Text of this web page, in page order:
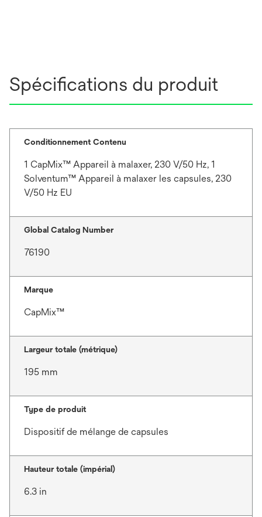
Spécifications du produit
Conditionnement Contenu
1 CapMix™ Appareil à malaxer, 230 V/50 Hz, 1
Solventum™ Appareil à malaxer les capsules, 230
V/50 Hz EU
Global Catalog Number
76190
Marque
CapMix™
Largeur totale (métrique)
195 mm
Type de produit
Dispositif de mélange de capsules
Hauteur totale (impérial)
6.3 in